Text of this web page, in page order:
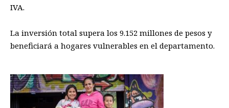
IVA.
La inversión total supera los 9.152 millones de pesos y
beneficiará a hogares vulnerables en el departamento.